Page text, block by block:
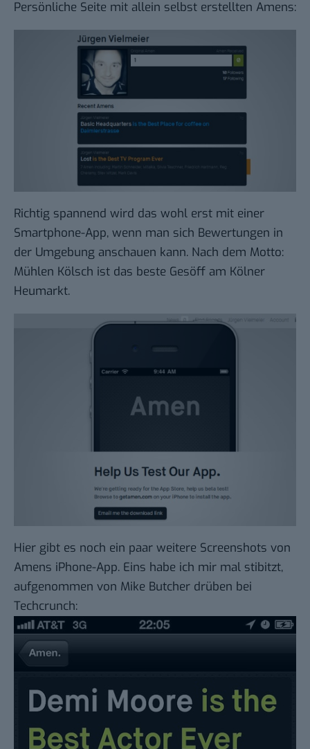
Persönliche Seite mit allein selbst erstellten Amens:
Richtig spannend wird das wohl erst mit einer
Smartphone-App, wenn man sich Bewertungen in
der Umgebung anschauen kann. Nach dem Motto:
Mühlen Kölsch ist das beste Gesöff am Kölner
Heumarkt.
Hier gibt es noch ein paar weitere Screenshots von
Amens iPhone-App. Eins habe ich mir mal stibitzt,
aufgenommen von Mike Butcher drüben bei
Techcrunch: